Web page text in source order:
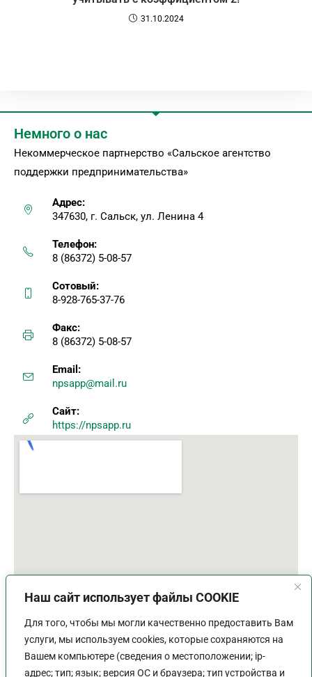
Наш сайт использует файлы COOKIE
Для того, чтобы мы могли качественно предоставить Вам
услуги, мы используем cookies, которые сохраняются на
Вашем компьютере (сведения о местоположении; ip-
адрес; тип; язык; версия ОС и браузера; тип устройства и
31.10.2024
Немного о нас
Некоммерческое партнерство «Сальское агентство
поддержки предпринимательства»
Адрес:
347630, г. Сальск, ул. Ленина 4
Телефон:
8 (86372) 5-08-57
Сотовый:
8-928-765-37-76
Факс:
8 (86372) 5-08-57
Email:
npsapp@mail.ru
Сайт:
https://npsapp.ru